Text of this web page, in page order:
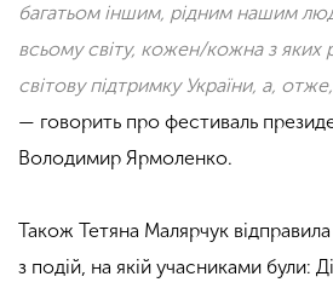
багатьом іншим, рідним нашим
всьому світу, кожен/кожна з яких
світову підтримку України, а,
— говорить про фестиваль
Володимир Ярмоленко.
Також Тетяна Малярчук
з подій, на якій учасниками були: